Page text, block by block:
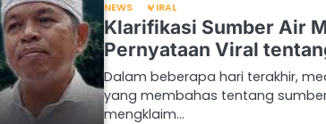
NEWS VIRAL
Klarifikasi Sumber Air
Pernyataan Viral
Dalam beberapa hari terakhir,
yang membahas tentang
mengklaim…